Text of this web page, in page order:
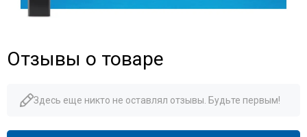
Отзывы о товаре
Здесь еще никто не оставлял отзывы. Будьте первым!